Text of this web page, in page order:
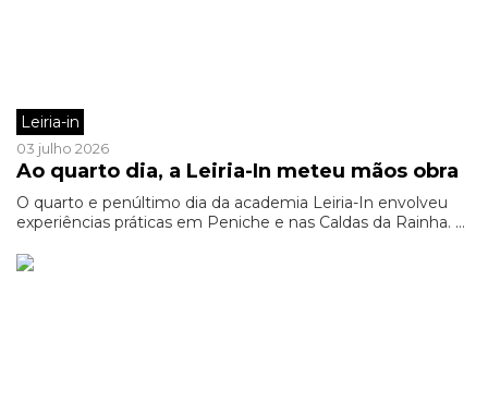
Leiria-in
03 julho 2026
Ao quarto dia, a Leiria-In meteu mãos obra
O quarto e penúltimo dia da academia Leiria-In envolveu
experiências práticas em Peniche e nas Caldas da Rainha. ...